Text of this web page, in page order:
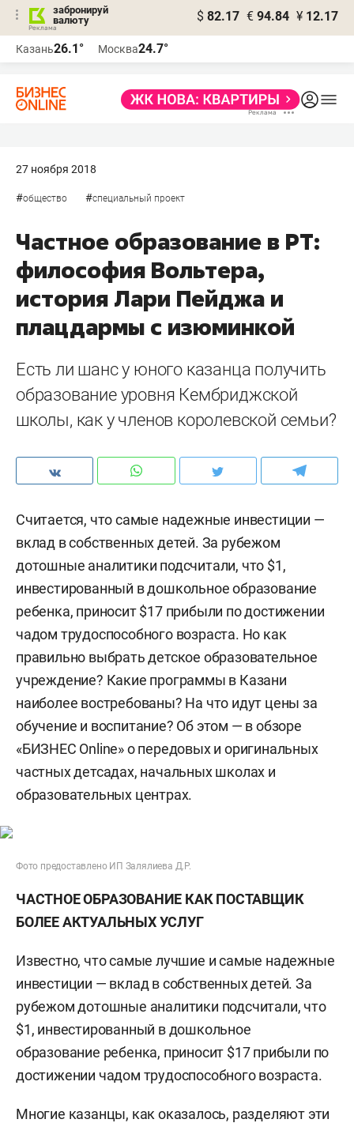
забронируй
валюту
$ 82.17 € 94.84 ¥ 12.17
Казань26.1° Москва24.7°
27 ноября 2018
#общество #специальный проект
Частное образование в РТ:
философия Вольтера,
история Лари Пейджа и
плацдармы с изюминкой
Есть ли шанс у юного казанца получить
образование уровня Кембриджской
школы, как у членов королевской семьи?
Считается, что самые надежные инвестиции —
вклад в собственных детей. За рубежом
дотошные аналитики подсчитали, что $1,
инвестированный в дошкольное образование
ребенка, приносит $17 прибыли по достижении
чадом трудоспособного возраста. Но как
правильно выбрать детское образовательное
учреждение? Какие программы в Казани
наиболее востребованы? На что идут цены за
обучение и воспитание? Об этом — в обзоре
«БИЗНЕС Online» о передовых и оригинальных
частных детсадах, начальных школах и
образовательных центрах.
Фото предоставлено ИП Залялиева Д.Р.
ЧАСТНОЕ ОБРАЗОВАНИЕ КАК ПОСТАВЩИК
БОЛЕЕ АКТУАЛЬНЫХ УСЛУГ
Известно, что самые лучшие и самые надежные
инвестиции — вклад в собственных детей. За
рубежом дотошные аналитики подсчитали, что
$1, инвестированный в дошкольное
образование ребенка, приносит $17 прибыли по
достижении чадом трудоспособного возраста.
Многие казанцы, как оказалось, разделяют эти